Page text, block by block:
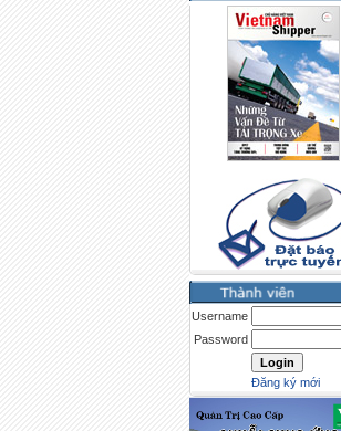
Username
Password
Đăng ký mới